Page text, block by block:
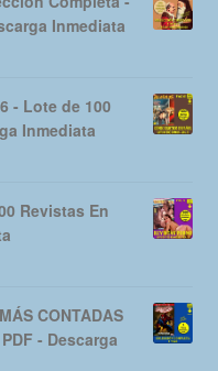
Inmediata
- Lote de 100
Inmediata
Revistas En
CONTADAS
- Descarga